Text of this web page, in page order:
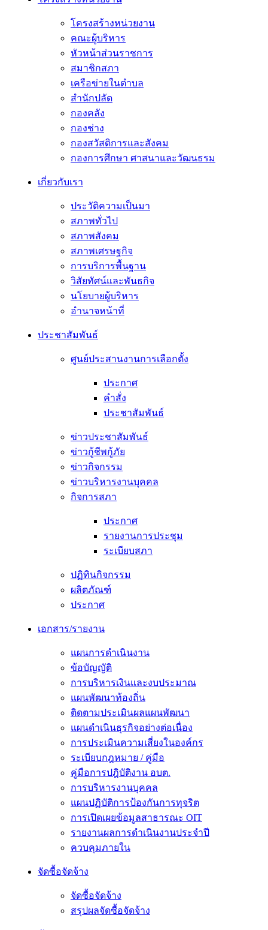
โครงสร้างหน่วยงาน
คณะผู้บริหาร
หัวหน้าส่วนราชการ
สมาชิกสภา
เครือข่ายในตำบล
สำนักปลัด
กองคลัง
กองช่าง
กองสวัสดิการและสังคม
กองการศึกษา ศาสนาและวัฒนธรม
เกี่ยวกับเรา
ประวัติความเป็นมา
สภาพทั่วไป
สภาพสังคม
สภาพเศรษฐกิจ
การบริการพื้นฐาน
วิสัยทัศน์และพันธกิจ
นโยบายผู้บริหาร
อํานาจหน้าที่
ประชาสัมพันธ์
ศูนย์ประสานงานการเลือกตั้ง
ประกาศ
คำสั่ง
ประชาสัมพันธ์
ข่าวประชาสัมพันธ์
ข่าวกู้ชีพกู้ภัย
ข่าวกิจกรรม
ข่าวบริหารงานบุคคล
กิจการสภา
ประกาศ
รายงานการประชุม
ระเบียบสภา
ปฏิทินกิจกรรม
ผลิตภัณฑ์
ประกาศ
เอกสาร/รายงาน
แผนการดำเนินงาน
ข้อบัญญัติ
การบริหารเงินและงบประมาณ
แผนพัฒนาท้องถิ่น
ติดตามประเมินผลแผนพัฒนา
แผนดำเนินธุรกิจอย่างต่อเนื่อง
การประเมินความเสี่ยงในองค์กร
ระเบียบกฎหมาย / คู่มือ
คู่มือการปฎิบัติงาน อบต.
การบริหารงานบุคคล
แผนปฏิบัติการป้องกันการทุจริต
การเปิดเผยข้อมูลสาธารณะ OIT
รายงานผลการดำเนินงานประจำปี
ควบคุมภายใน
จัดซื้อจัดจ้าง
จัดซื้อจัดจ้าง
สรุปผลจัดซื้อจัดจ้าง